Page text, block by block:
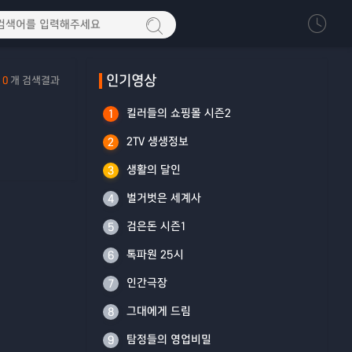
0 개 검색결과 인기영상
1 킬러들의 쇼핑몰 시즌2
2 2TV 생생정보
3 생활의 달인
4 벌거벗은 세계사
5 검은돈 시즌1
6 톡파원 25시
7 인간극장
8 그대에게 드림
9 탐정들의 영업비밀